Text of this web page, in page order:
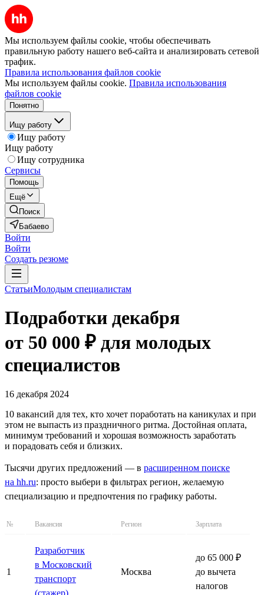
Мы используем файлы cookie, чтобы обеспечивать
правильную работу нашего веб-сайта и анализировать сетевой
трафик.
Правила использования файлов cookie
Мы используем файлы cookie. Правила использования
файлов cookie
Понятно
Ищу работу
Ищу работу
Ищу работу
Ищу сотрудника
Сервисы
Помощь
Ещё
Поиск
Бабаево
Войти
Войти
Создать резюме
СтатьиМолодым специалистам
Подработки декабря
от 50 000 ₽ для молодых
специалистов
16 декабря 2024
10 вакансий для тех, кто хочет поработать на каникулах и при
этом не выпасть из праздничного ритма. Достойная оплата,
минимум требований и хорошая возможность заработать
и порадовать себя и близких.
Тысячи других предложений — в расширенном поиске
на hh.ru: просто выбери в фильтрах регион, желаемую
специализацию и предпочтения по графику работы.
№ Вакансия Регион Зарплата
1
Разработчик
в Московский
транспорт
(стажер)
Москва
до 65 000 ₽
до вычета
налогов